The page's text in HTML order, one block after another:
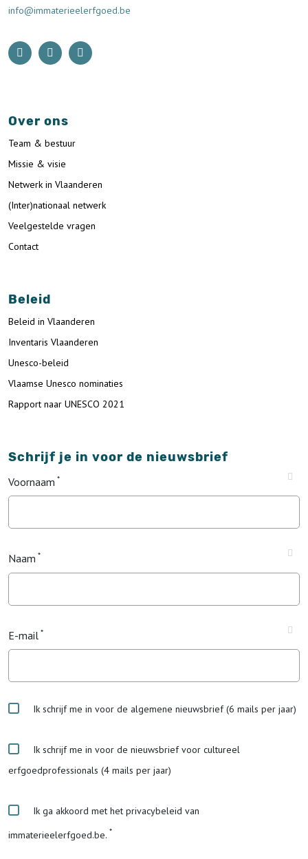
info@immaterieelerfgoed.be
Over ons
Team & bestuur
Missie & visie
Netwerk in Vlaanderen
(Inter)nationaal netwerk
Veelgestelde vragen
Contact
Beleid
Beleid in Vlaanderen
Inventaris Vlaanderen
Unesco-beleid
Vlaamse Unesco nominaties
Rapport naar UNESCO 2021
Schrijf je in voor de nieuwsbrief
Voornaam
Naam
E-mail
Ik schrijf me in voor de algemene nieuwsbrief (6 mails per jaar)
Ik schrijf me in voor de nieuwsbrief voor cultureel
erfgoedprofessionals (4 mails per jaar)
Ik ga akkoord met het privacybeleid van
immaterieelerfgoed.be.